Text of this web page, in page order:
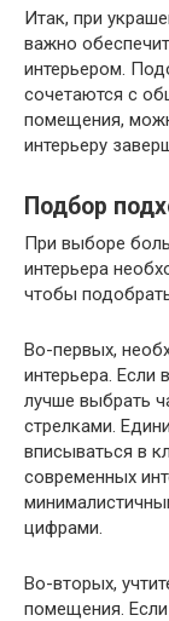
Итак, при
важно
интерьером.
сочетаются с
помещения,
интерьеру
Подбор
При выборе
интерьера
чтобы
Во-первых,
интерьера. Если
лучше выбрать
стрелками.
вписываться в
современных
цифрами.
Во-вторых,
помещения.